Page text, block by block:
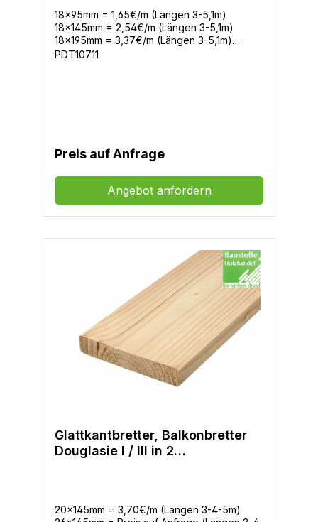
18x95mm = 1,65€/m (Längen 3-5,1m)
18x145mm = 2,54€/m (Längen 3-5,1m)
18x195mm = 3,37€/m (Längen 3-5,1m)
27x145mm = 3,70€/m (Längen 3-5,1m)
PDT10711
Preis auf Anfrage
Angebot anfordern
Glattkantbretter, Balkonbretter
Douglasie I / III in 2
20x145mm = 3,70€/m (Längen 3-4-5m)